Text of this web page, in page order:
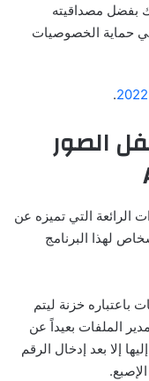
بفضل مصداقيته
في حماية الخصوصيات
.
الصور
الرائعة التي تميزه عن
لهذا البرنامج
باعتباره خزنة ليتم
الملفات بعيداً عن
إلا بعد إدخال الرقم